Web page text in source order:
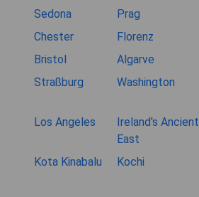
Sedona
Prag
Chester
Florenz
Bristol
Algarve
Straßburg
Washington
Los Angeles
Ireland's Ancient
East
Kota Kinabalu Kochi